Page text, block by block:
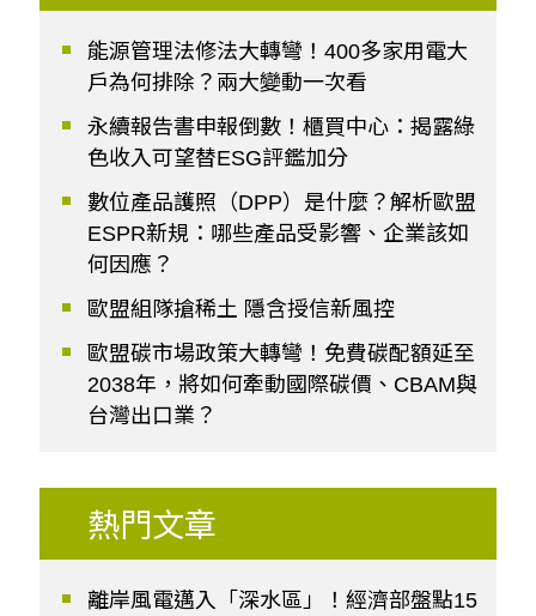
能源管理法修法大轉彎！400多家用電大
戶為何排除？兩大變動一次看
永續報告書申報倒數！櫃買中心：揭露綠
色收入可望替ESG評鑑加分
數位產品護照（DPP）是什麼？解析歐盟
ESPR新規：哪些產品受影響、企業該如
何因應？
歐盟組隊搶稀土 隱含授信新風控
歐盟碳市場政策大轉彎！免費碳配額延至
2038年，將如何牽動國際碳價、CBAM與
台灣出口業？
熱門文章
離岸風電邁入「深水區」！經濟部盤點15